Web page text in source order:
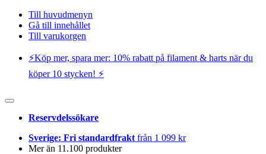
Till huvudmenyn
Gå till innehållet
Till varukorgen
⚡️Köp mer, spara mer: 10% rabatt på filament & harts när du
köper 10 stycken! ⚡️
Reservdelssökare
Sverige: Fri standardfrakt från 1 099 kr
Mer än 11.100 produkter